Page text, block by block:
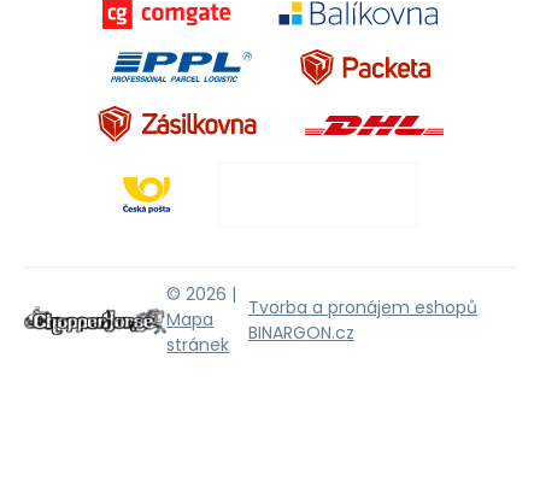
© 2026 |
Mapa
stránek
Tvorba a pronájem eshopů
BINARGON.cz